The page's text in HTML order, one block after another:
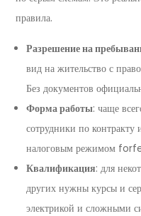
правила.
Разрешение на
вид на жительство с
Без документов
Форма работы: чаще
сотрудники по контракту
налоговым режимом
Квалификация: для
других нужны курсы и
электрикой и сложными